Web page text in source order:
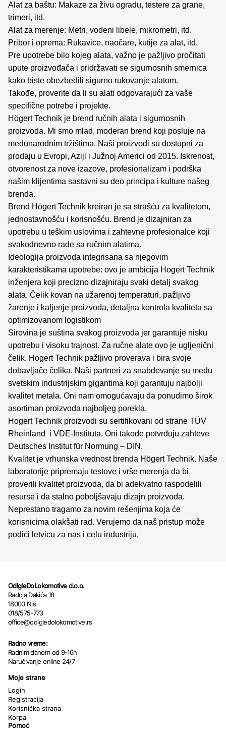
Alat za baštu: Makaze za živu ogradu, testere za grane,
trimeri, itd.
Alat za merenje: Metri, vodeni libele, mikrometri, itd.
Pribor i oprema: Rukavice, naočare, kutije za alat, itd.
Pre upotrebe bilo kojeg alata, važno je pažljivo pročitati
upute proizvođača i pridržavati se sigurnosnih smernica
kako biste obezbedili sigurno rukovanje alatom.
Takođe, proverite da li su alati odgovarajući za vaše
specifične potrebe i projekte.
Högert Technik je brend ručnih alata i sigurnosnih
proizvoda. Mi smo mlad, moderan brend koji posluje na
međunarodnim tržištima. Naši proizvodi su dostupni za
prodaju u Evropi, Aziji i Južnoj Americi od 2015. Iskrenost,
otvorenost za nove izazove, profesionalizam i podrška
našim klijentima sastavni su deo principa i kulture našeg
brenda.
Brend Högert Technik kreiran je sa strašću za kvalitetom,
jednostavnošću i korisnošću. Brend je dizajniran za
upotrebu u teškim uslovima i zahtevne profesionalce koji
svakodnevno rade sa ručnim alatima.
Ideologija proizvoda integrisana sa njegovim
karakteristikama upotrebe: ovo je ambicija Hogert Technik
inženjera koji precizno dizajniraju svaki detalj svakog
alata. Čelik kovan na užarenoj temperaturi, pažljivo
žarenje i kaljenje proizvoda, detaljna kontrola kvaliteta sa
optimizovanom logistikom
Sirovina je suština svakog proizvoda jer garantuje nisku
upotrebu i visoku trajnost. Za ručne alate ovo je ugljenični
čelik. Hogert Technik pažljivo proverava i bira svoje
dobavljače čelika. Naši partneri za snabdevanje su među
svetskim industrijskim gigantima koji garantuju najbolji
kvalitet metala. Oni nam omogućavaju da ponudimo širok
asortiman proizvoda najboljeg porekla.
Hogert Technik proizvodi su sertifikovani od strane TÜV
Rheinland i VDE-Instituta. Oni takođe potvrđuju zahteve
Deutsches Institut für Normung – DIN.
Kvalitet je vrhunska vrednost brenda Högert Technik. Naše
laboratorije pripremaju testove i vrše merenja da bi
proverili kvalitet proizvoda, da bi adekvatno raspodelili
resurse i da stalno poboljšavaju dizajn proizvoda.
Neprestano tragamo za novim rešenjima koja će
korisnicima olakšati rad. Verujemo da naš pristup može
podići letvicu za nas i celu industriju.
OdIgleDoLokomotive d.o.o.
Radoja Dakića 18
18000 Niš
018/575-773
office@odigledolokomotive.rs
Radno vreme:
Radnim danom od 9-16h
Naručivanje online 24/7
Moje strane
Login
Registracija
Korisnička strana
Korpa
Pomoć